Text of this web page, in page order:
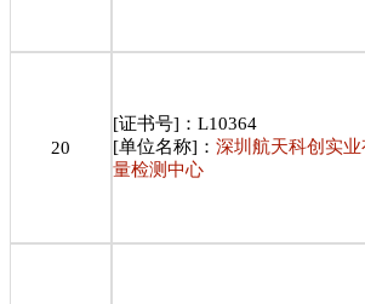
20
[证书号]：L10364
[单位名称]： 深圳航天科创实
量检测中心